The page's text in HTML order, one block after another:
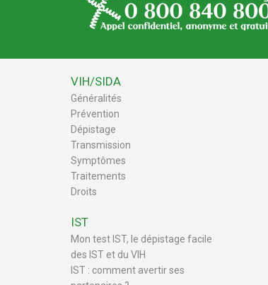
VIH/SIDA
Généralités
Prévention
Dépistage
Transmission
Symptômes
Traitements
Droits
IST
Mon test IST, le dépistage facile
des IST et du VIH
IST : comment avertir ses